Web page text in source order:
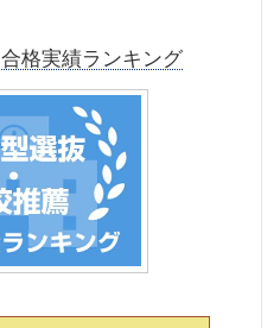
合格実績ランキング